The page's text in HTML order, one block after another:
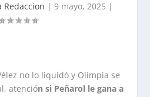
Redaccion | 9 mayo, 2025 |
no lo liquidó y Olimpia se
atención si Peñarol le gana a